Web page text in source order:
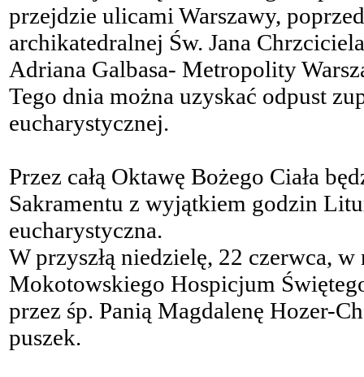
przejdzie ulicami Warszawy,
archikatedralnej Św. Jana
Adriana Galbasa- Metropolity
Tego dnia można uzyskać odpust
eucharystycznej.
Przez całą Oktawę Bożego Ciała
Sakramentu z wyjątkiem godzin
eucharystyczna.
W przyszłą niedzielę, 22 czerwca,
Mokotowskiego Hospicjum
przez śp. Panią Magdalenę Hozer-
puszek.